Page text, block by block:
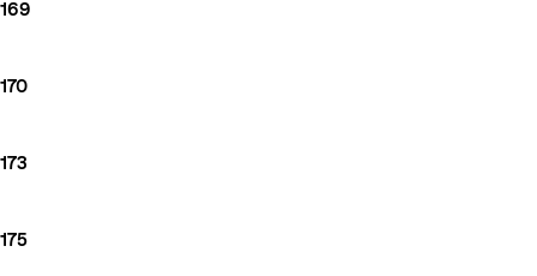
169
170
173
175